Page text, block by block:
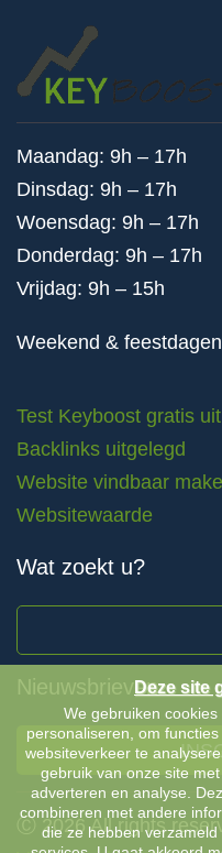
Maandag: 9h – 17h
Dinsdag: 9h – 17h
Woensdag: 9h – 17h
Donderdag: 9h – 17h
Vrijdag: 9h – 15h
Weekend &
Test Keyboost gratis uit
Backlinks uitgelegd
Website vindbaar
Websitewaarde
Wat zoekt u?
Nieuwsbrieven
Ⓒ 2026 All rights
Deze site
We gebruiken
personaliseren, om
websiteverkeer te
gebruik van onze site
adverteren en analyse.
combineren met andere
die ze hebben